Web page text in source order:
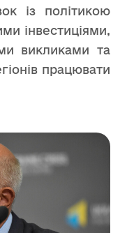
із політикою
інвестиціями,
викликами та
працювати